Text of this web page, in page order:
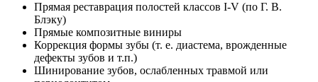
Прямая реставрация полостей классов I-V (по Г. В.
Блэку)
Прямые композитные виниры
Коррекция формы зубы (т. е. диастема, врожденные
дефекты зубов и т.п.)
Шинирование зубов, ослабленных травмой или